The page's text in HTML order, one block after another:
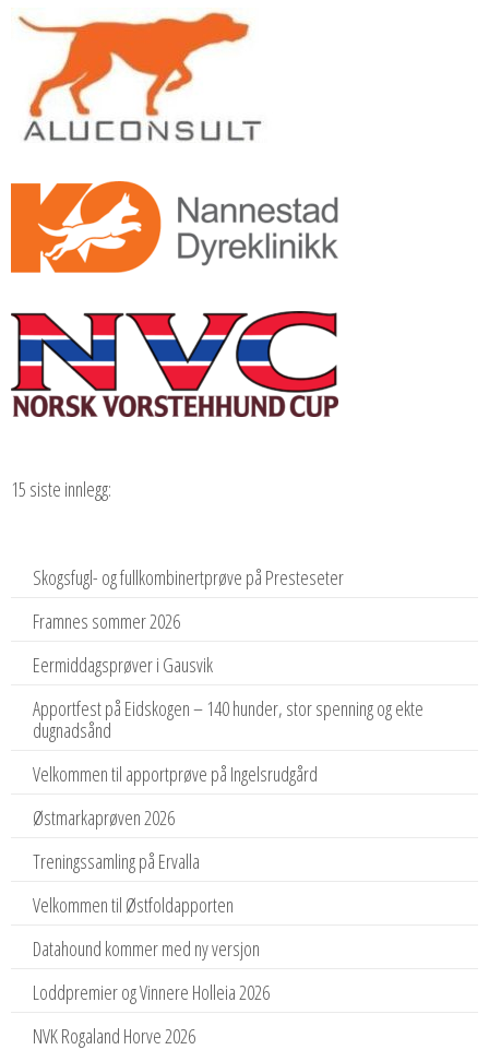
15 siste innlegg:
Skogsfugl- og fullkombinertprøve på Presteseter
Framnes sommer 2026
Eermiddagsprøver i Gausvik
Apportfest på Eidskogen – 140 hunder, stor spenning og ekte
dugnadsånd
Velkommen til apportprøve på Ingelsrudgård
Østmarkaprøven 2026
Treningssamling på Ervalla
Velkommen til Østfoldapporten
Datahound kommer med ny versjon
Loddpremier og Vinnere Holleia 2026
NVK Rogaland Horve 2026